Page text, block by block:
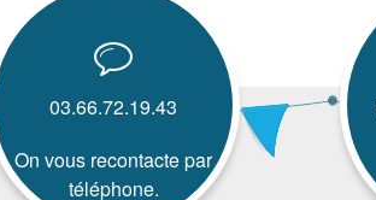
03.66.72.19.43
On vous recontacte par
téléphone.